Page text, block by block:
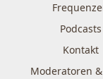
Podcasts
Kontakt
Moderatoren &